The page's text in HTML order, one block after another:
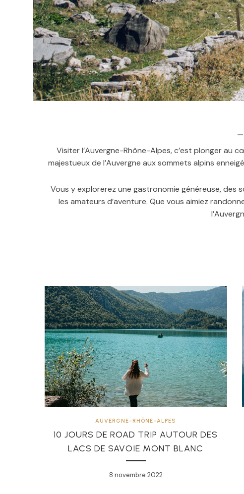
Visiter l’Auvergne-Rhône-Alpes, c’est plonger au
majestueux de l’Auvergne aux sommets alpins
Vous y explorerez une gastronomie généreuse, des
les amateurs d’aventure. Que vous aimiez
AUVERGNE-RHÔNE-ALPES
10 JOURS DE ROAD TRIP AUTOUR DES
LACS DE SAVOIE MONT BLANC
8 novembre 2022